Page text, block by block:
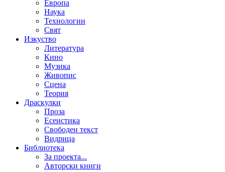
Европа
Наука
Технологии
Свят
Изкуство
Литература
Кино
Музика
Живопис
Сцена
Теория
Драскулки
Проза
Есеистика
Свободен текст
Видрица
Библиотека
За проекта...
Авторски книги